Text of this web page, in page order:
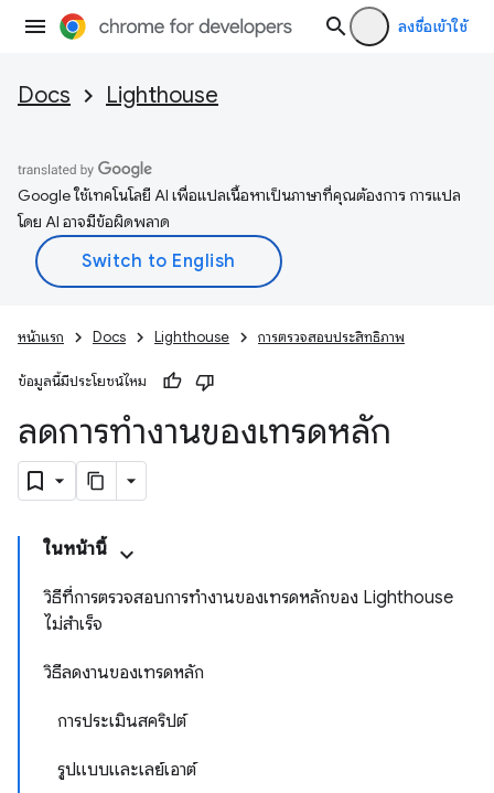
ลงชื่อเข้าใช้
Docs Lighthouse
Google ใช้เทคโนโลยี AI เพื่อแปลเนื้อหาเป็นภาษาที่คุณต้องการ การแปล
โดย AI อาจมีข้อผิดพลาด
หน้าแรก Docs Lighthouse การตรวจสอบประสิทธิภาพ
ข้อมูลนี้มีประโยชน์ไหม
ลดการทำงานของเทรดหลัก
ในหน้านี้
วิธีที่การตรวจสอบการทำงานของเทรดหลักของ Lighthouse
ไม่สำเร็จ
วิธีลดงานของเทรดหลัก
การประเมินสคริปต์
รูปแบบและเลย์เอาต์